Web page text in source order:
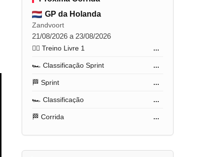
GP da Holanda
Zandvoort
21/08/2026 a 23/08/2026
🏋️‍♂️ Treino Livre 1 ...
🏎️ Classificação Sprint ...
🏁 Sprint ...
🏎️ Classificação ...
🏁 Corrida ...